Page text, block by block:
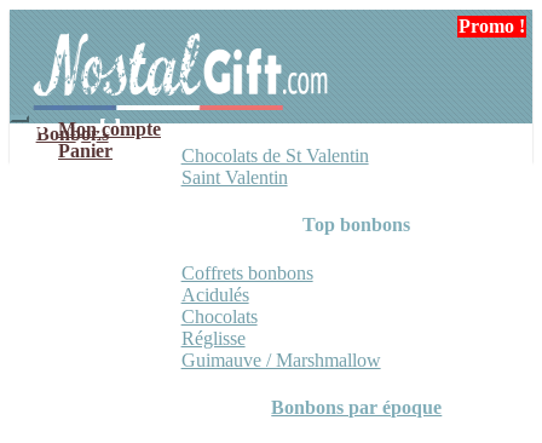
navigation
contenu
Mon compte
Panier
Bonbons
Chocolats de St Valentin
Saint Valentin
Top bonbons
Coffrets bonbons
Acidulés
Chocolats
Réglisse
Guimauve / Marshmallow
Bonbons par époque
Promo !
Promo !